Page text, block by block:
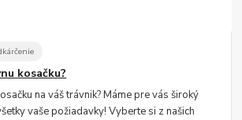
kosačku?
na váš trávnik? Máme pre vás široký
vaše požiadavky! Vyberte si z našich